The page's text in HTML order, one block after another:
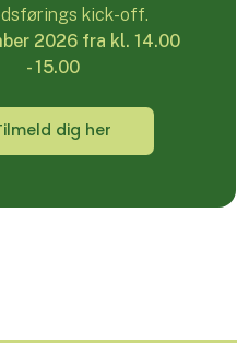
kick-off.
2026 fra kl. 14.00
- 15.00
dig her